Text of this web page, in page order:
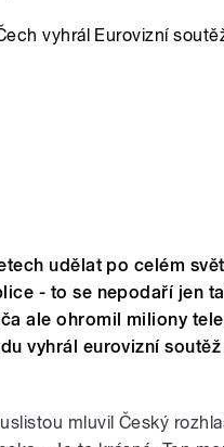
vyhrál Eurovizní
udělat po celém
- to se nepodaří jen
ale ohromil miliony
vyhrál eurovizní
mluvil Český